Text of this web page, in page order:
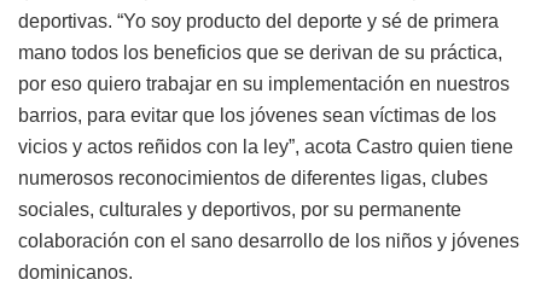
deportivas. “Yo soy producto del deporte y sé de primera
mano todos los beneficios que se derivan de su práctica,
por eso quiero trabajar en su implementación en nuestros
barrios, para evitar que los jóvenes sean víctimas de los
vicios y actos reñidos con la ley”, acota Castro quien tiene
numerosos reconocimientos de diferentes ligas, clubes
sociales, culturales y deportivos, por su permanente
colaboración con el sano desarrollo de los niños y jóvenes
dominicanos.